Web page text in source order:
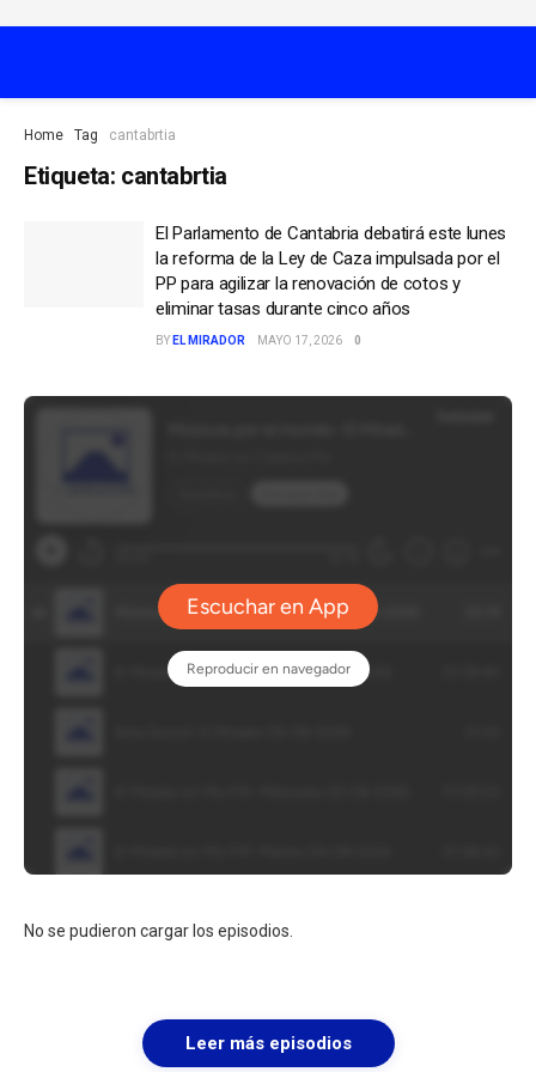
Home Tag cantabrtia
Etiqueta: cantabrtia
El Parlamento de Cantabria debatirá este lunes
la reforma de la Ley de Caza impulsada por el
PP para agilizar la renovación de cotos y
eliminar tasas durante cinco años
BY EL MIRADOR MAYO 17, 2026 0
No se pudieron cargar los episodios.
Leer más episodios